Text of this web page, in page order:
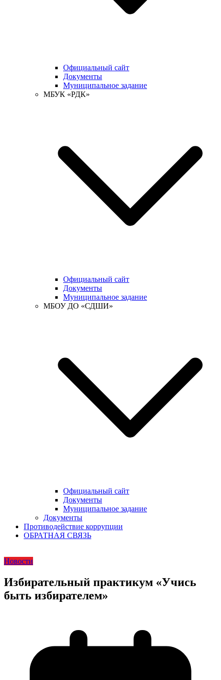
Официальный сайт
Документы
Муниципальное задание
МБУК «РДК»
Официальный сайт
Документы
Муниципальное задание
МБОУ ДО «СДШИ»
Официальный сайт
Документы
Муниципальное задание
Документы
Противодействие коррупции
ОБРАТНАЯ СВЯЗЬ
Новости
Избирательный практикум «Учись
быть избирателем»